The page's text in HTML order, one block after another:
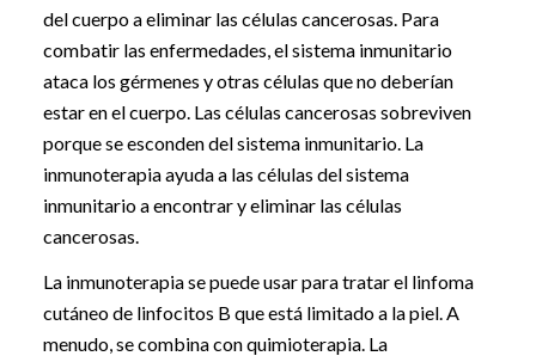
del cuerpo a eliminar las células cancerosas. Para
combatir las enfermedades, el sistema inmunitario
ataca los gérmenes y otras células que no deberían
estar en el cuerpo. Las células cancerosas sobreviven
porque se esconden del sistema inmunitario. La
inmunoterapia ayuda a las células del sistema
inmunitario a encontrar y eliminar las células
cancerosas.
La inmunoterapia se puede usar para tratar el linfoma
cutáneo de linfocitos B que está limitado a la piel. A
menudo, se combina con quimioterapia. La